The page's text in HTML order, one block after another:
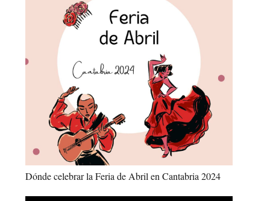
Dónde celebrar la Feria de Abril en Cantabria 2024